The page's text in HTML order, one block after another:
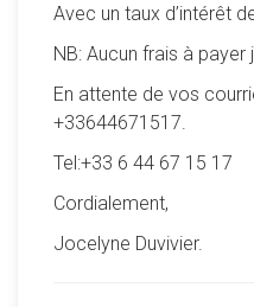
Avec un taux d’intérêt
NB: Aucun frais à payer
En attente de vos
+33644671517.
Tel:+33 6 44 67 15 17
Cordialement,
Jocelyne Duvivier.